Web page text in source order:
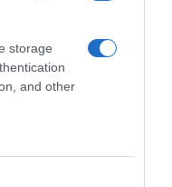
storage
and other